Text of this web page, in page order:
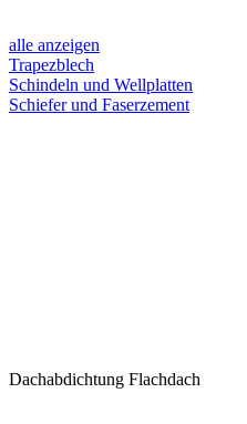
alle anzeigen
Trapezblech
Schindeln und Wellplatten
Schiefer und Faserzement
Dachabdichtung Flachdach